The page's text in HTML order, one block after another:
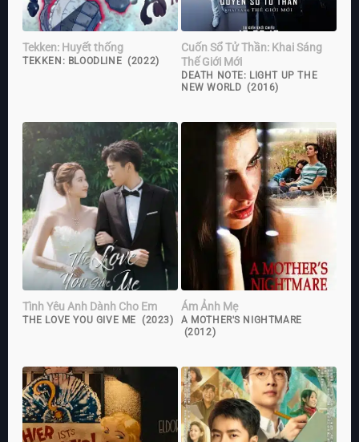
Tekken: Huyết thống
TEKKEN: BLOODLINE (2022)
Cuốn Sổ Tử Thần: Khai Sáng
Thế Giới Mới
DEATH NOTE: LIGHT UP THE
NEW WORLD (2016)
Tình Yêu Anh Dành Cho Em
THE LOVE YOU GIVE ME (2023)
Ám Ảnh Mẹ
A MOTHER'S NIGHTMARE
(2012)